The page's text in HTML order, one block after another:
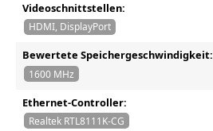
Videoschnittstellen:
HDMI, DisplayPort
Bewertete Speichergeschwindigkeit:
1600 MHz
Ethernet-Controller:
Realtek RTL8111K-CG